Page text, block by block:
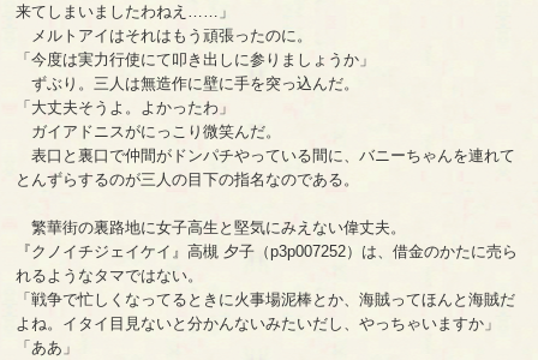
来てしまいましたわねえ……」
メルトアイはそれはもう頑張ったのに。
「今度は実力行使にて叩き出しに参りましょうか」
ずぶり。三人は無造作に壁に手を突っ込んだ。
「大丈夫そうよ。よかったわ」
ガイアドニスがにっこり微笑んだ。
表口と裏口で仲間がドンパチやっている間に、バニーちゃんを連れて
とんずらするのが三人の目下の指名なのである。
繁華街の裏路地に女子高生と堅気にみえない偉丈夫。
『クノイチジェイケイ』高槻 夕子（p3p007252）は、借金のかたに売ら
れるようなタマではない。
「戦争で忙しくなってるときに火事場泥棒とか、海賊ってほんと海賊だ
よね。イタイ目見ないと分かんないみたいだし、やっちゃいますか」
「ああ」